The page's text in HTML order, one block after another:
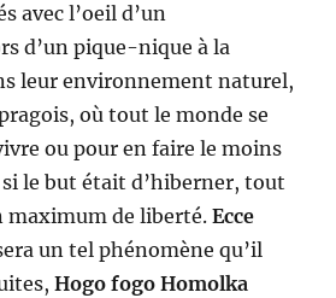
avec l’oeil d’un
d’un pique-nique à la
leur environnement naturel,
où tout le monde se
ou pour en faire le moins
le but était d’hiberner, tout
maximum de liberté.Ecce
un tel phénomène qu’il
Hogo fogo Homolka